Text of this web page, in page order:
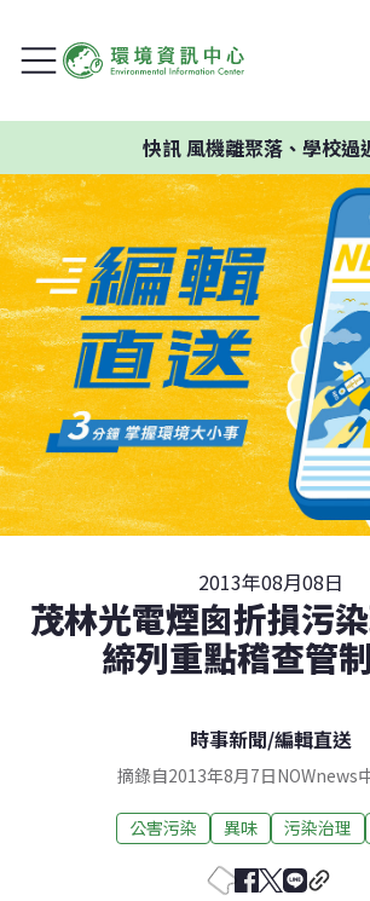
快訊風機離聚落、學校過
2013年08月08日
茂林光電煙囪折損污
締列重點稽查管
時事新聞/編輯直送
摘錄自2013年8月7日NOWnews
公害污染 異味 污染治理